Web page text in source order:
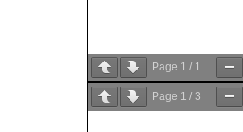
Page 1 / 1
Page 1 / 3